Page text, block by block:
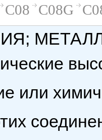
C08 C08G
или